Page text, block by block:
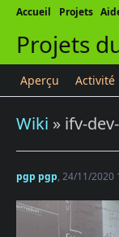
Accueil Projets
Projets
Aperçu Activité
Wiki » ifv-
pgp pgp, 24/11/2020